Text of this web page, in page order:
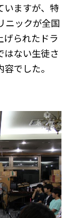
いますが、特
ニックが全国
げられたドラ
はない生徒さ
でした。